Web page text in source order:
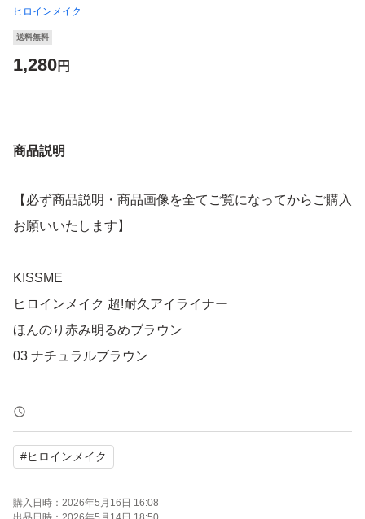
ヒロインメイク
送料無料
1,280円
商品説明
【必ず商品説明・商品画像を全てご覧になってからご購入
お願いいたします】
KISSME
ヒロインメイク 超!耐久アイライナー
ほんのり赤み明るめブラウン
03 ナチュラルブラウン
・未開封品
・パッケージキズ等あり
梱包は簡易包装となります。
自宅保管品となりますのでご理解いただいた上でご購入お
#ヒロインメイク
購入日時： 2026年5月16日 16:08